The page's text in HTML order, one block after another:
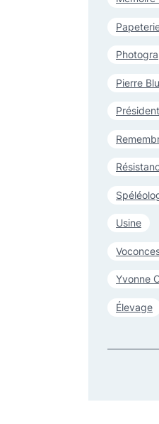
Pierre
Usine
Yvonne
Élevage